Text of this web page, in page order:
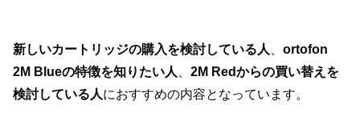
新しいカートリッジの購入を検討している人、 ortofon
2M Blueの特徴を知りたい人、 2M Redからの買い替えを
検討している人におすすめの内容となっています。